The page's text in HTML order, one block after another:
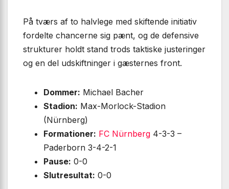
På tværs af to halvlege med skiftende initiativ
fordelte chancerne sig pænt, og de defensive
strukturer holdt stand trods taktiske justeringer
og en del udskiftninger i gæsternes front.
Dommer: Michael Bacher
Stadion: Max-Morlock-Stadion
(Nürnberg)
Formationer: FC Nürnberg 4-3-3 –
Paderborn 3-4-2-1
Pause: 0-0
Slutresultat: 0-0